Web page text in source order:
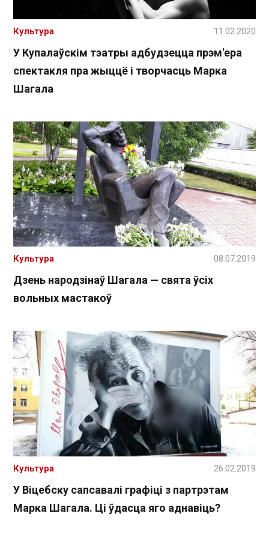
У Купалаўскім тэатры адбудзецца прэм'ера
спектакля пра жыццё і творчасць Марка
Шагала
Культура 11.02.2020
Дзень народзінаў Шагала — свята ўсіх
вольных мастакоў
Культура 08.07.2019
У Віцебску сапсавалі графіці з партрэтам
Марка Шагала. Ці ўдасца яго аднавіць?
Культура 26.02.2019